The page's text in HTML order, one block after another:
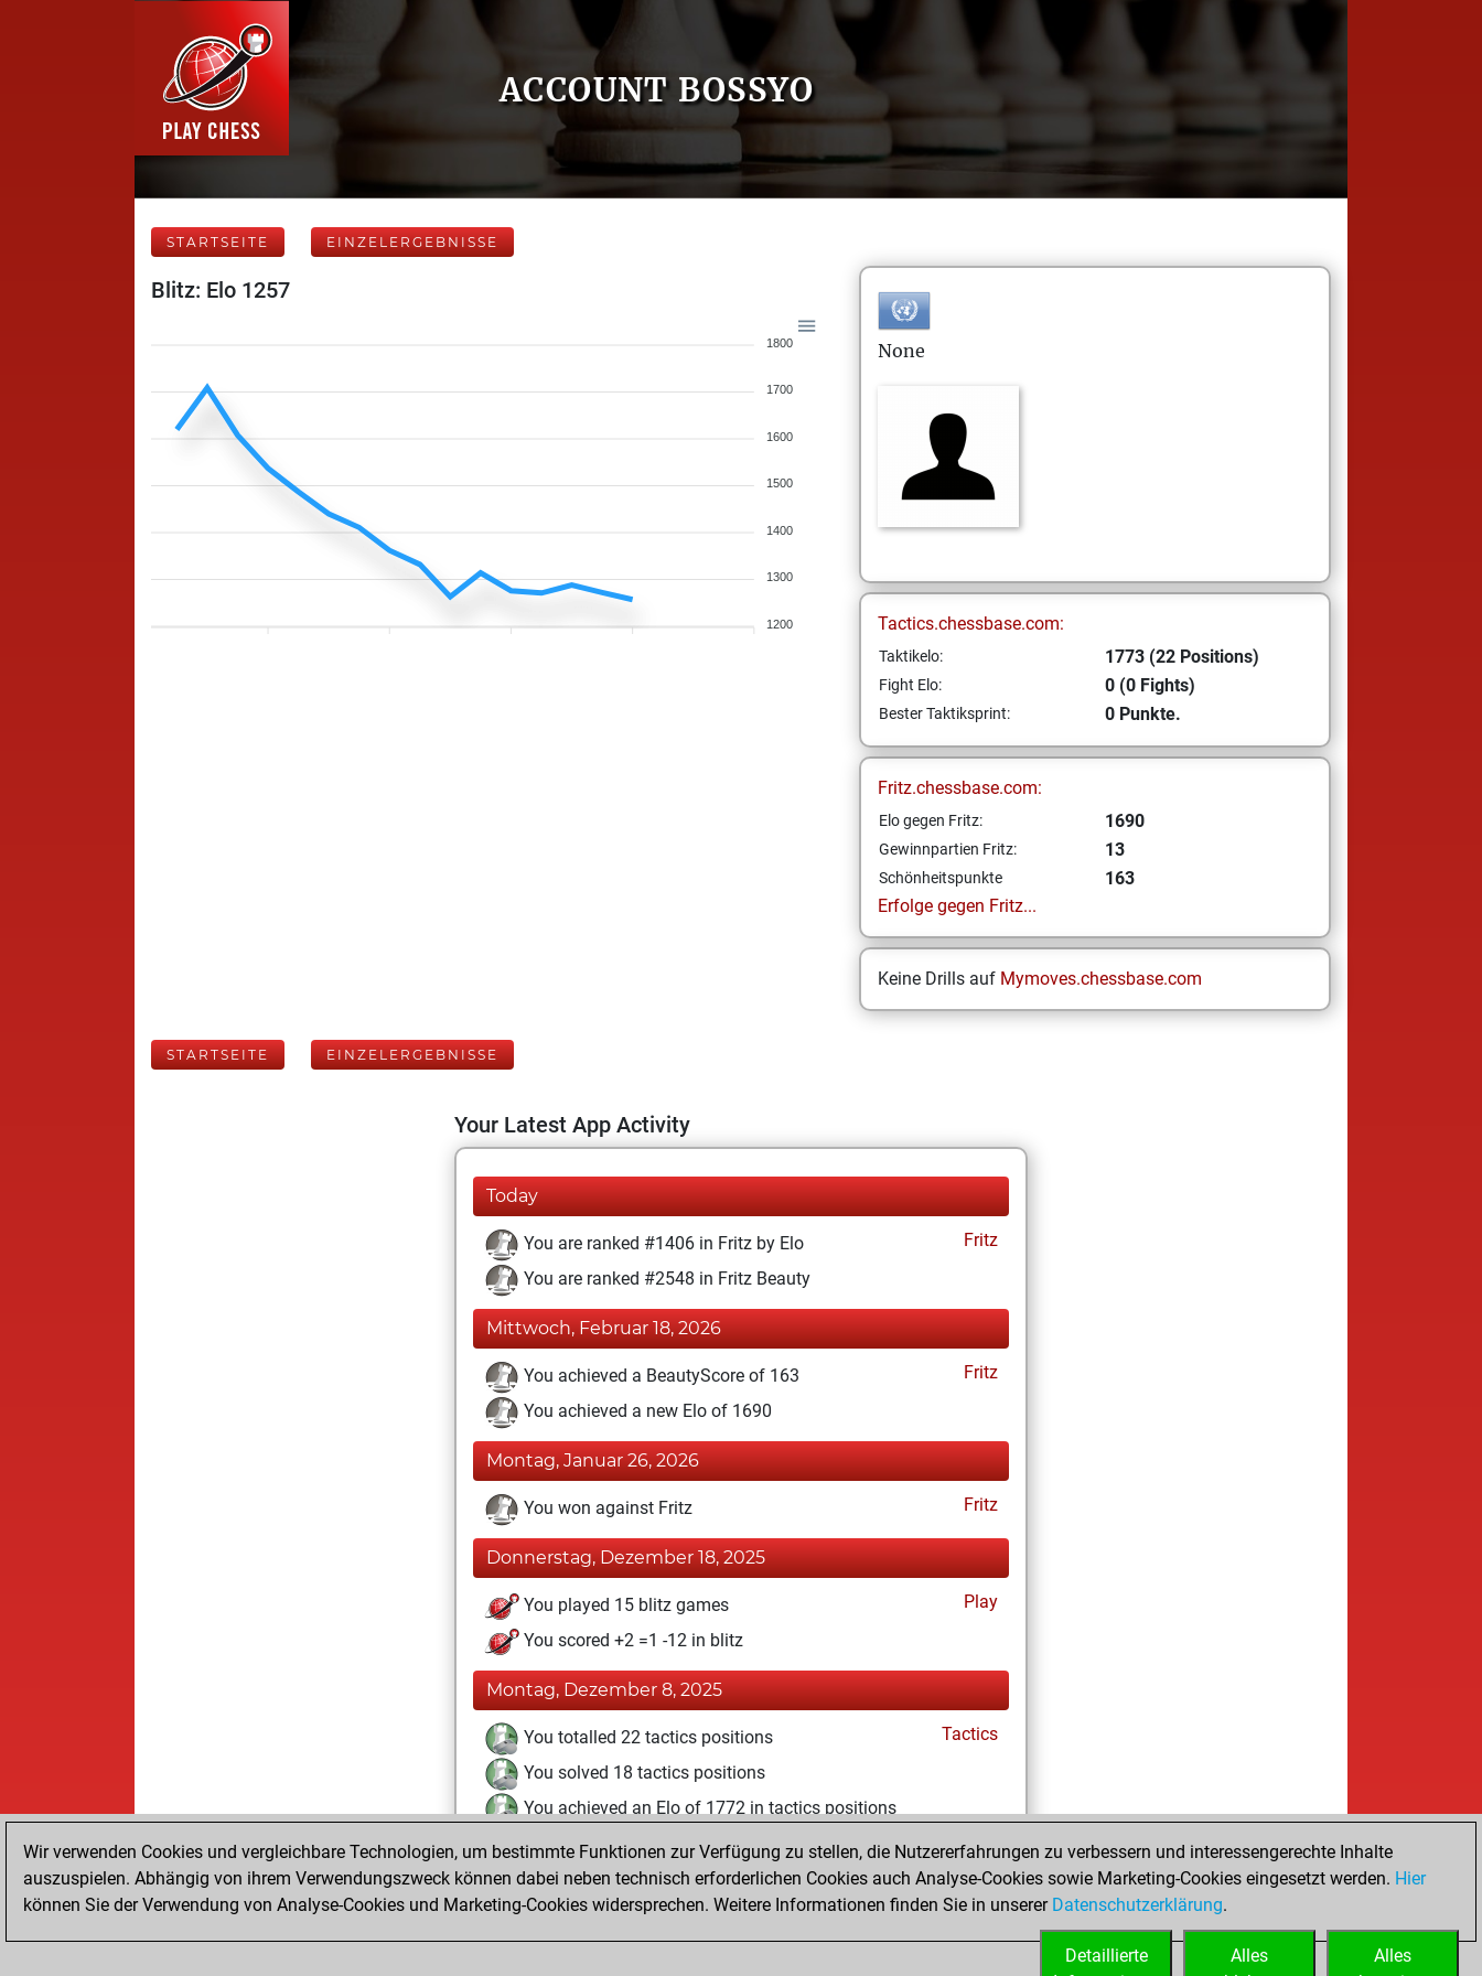
ACCOUNT BOSSYO
STARTSEITE EINZELERGEBNISSE
Blitz: Elo 1257
1800
1700
1600
1500
1400
1300
1200
None
Tactics.chessbase.com:
Taktikelo: 1773 (22 Positions)
Fight Elo: 0 (0 Fights)
Bester Taktiksprint: 0 Punkte.
Fritz.chessbase.com:
Elo gegen Fritz: 1690
Gewinnpartien Fritz: 13
Schönheitspunkte
163
Erfolge gegen Fritz...
Keine Drills auf Mymoves.chessbase.com
STARTSEITE EINZELERGEBNISSE
Your Latest App Activity
Today
You are ranked #1406 in Fritz by Elo
Fritz
You are ranked #2548 in Fritz Beauty
Mittwoch, Februar 18, 2026
You achieved a BeautyScore of 163
Fritz
You achieved a new Elo of 1690
Montag, Januar 26, 2026
You won against Fritz Fritz
Donnerstag, Dezember 18, 2025
You played 15 blitz games
Play
You scored +2 =1 -12 in blitz
Montag, Dezember 8, 2025
You totalled 22 tactics positions
Tactics
You solved 18 tactics positions
You achieved an Elo of 1772 in tactics positions
Donnerstag, November 6, 2025
You created your Fritz account Fritz
Wir verwenden Cookies und vergleichbare Technologien, um bestimmte Funktionen zur Verfügung zu stellen, die Nutzererfahrungen zu verbessern und interessengerechte Inhalte
auszuspielen. Abhängig von ihrem Verwendungszweck können dabei neben technisch erforderlichen Cookies auch Analyse-Cookies sowie Marketing-Cookies eingesetzt werden. Hier
können Sie der Verwendung von Analyse-Cookies und Marketing-Cookies widersprechen. Weitere Informationen finden Sie in unserer Datenschutzerklärung.
Alles
Alles
Detaillierte